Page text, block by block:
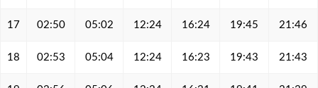
17 02:50 05:02 12:24 16:24 19:45 21:46
18 02:53 05:04 12:24 16:23 19:43 21:43